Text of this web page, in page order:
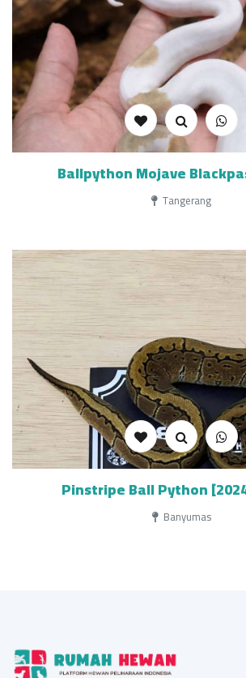
Ballpython Mojave
Tangerang
Pinstripe Ball Python
Banyumas